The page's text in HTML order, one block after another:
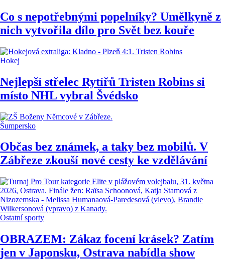
Co s nepotřebnými popelníky? Umělkyně z
nich vytvořila dílo pro Svět bez kouře
Hokej
Nejlepší střelec Rytířů Tristen Robins si
místo NHL vybral Švédsko
Šumpersko
Občas bez známek, a taky bez mobilů. V
Zábřeze zkouší nové cesty ke vzdělávání
Ostatní sporty
OBRAZEM: Zákaz focení krásek? Zatím
jen v Japonsku, Ostrava nabídla show